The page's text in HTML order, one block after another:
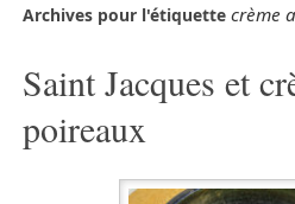
Archives pour l'étiquette crème
Saint Jacques et
poireaux